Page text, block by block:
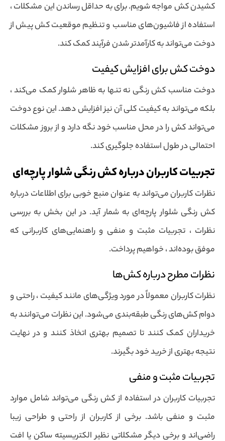
کشیدن کش مواجه شویم. برای به حداقل رساندن این مشکلات ،
استفاده از فاشیون‌های مناسب و تنظیم موقعیت کش پیش از
دوخت می‌تواند به کارآمدتر شدن فرآیند کمک کند.
دوخت کش برای افزایش کیفیت
دوخت مناسب کش رنگی نه تنها به ظاهر شلوار کمک می‌کند ،
بلکه می‌تواند به کیفیت کلی آن نیز افزایش دهد. این نوع دوخت
می‌تواند کش را در محل مناسب خود نگه دارد و از بروز مشکلات
احتمالی در طول استفاده جلوگیری کند.
تجربیات کاربران درباره کش رنگی شلوار پارچه‌ای
نظرات کاربران می‌تواند به عنوان منبع خوبی برای اطلاعات درباره
کش رنگی شلوار پارچه‌ای به شمار آید. در این بخش به بررسی
نظرات ، تجربیات مثبت و منفی و راهنمایی‌های کاربرانی که
موفق بوده‌اند ، خواهیم پرداخت.
نظرات مطرح درباره کش‌ها
نظرات کاربران معمولاً در مورد ویژگی‌های مانند کیفیت ، راحتی و
دوام کش‌های رنگی طبقه‌بندی می‌شود. این نظرات می‌توانند به
خریداران کمک کنند تا تصمیم بهتری اتخاذ کنند و در نهایت
نتیجه بهتری از خرید خود بگیرند.
تجربیات مثبت و منفی
تجربیات کاربران در استفاده از کش رنگی می‌تواند شامل موارد
مثبت و منفی باشد. برخی از کاربران از راحتی و طراحی زیبا
راضی‌اند و برخی دیگر مشکلاتی نظیر الکتریسیته ساکن یا افت